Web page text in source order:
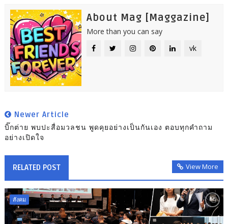
About Mag [Maggazine]
More than you can say
vk
Newer Article
บิ๊กต่าย พบปะสื่อมวลชน พูดคุยอย่างเป็นกันเอง ตอบทุกคำถาม
อย่างเปิดใจ
RELATED POST View More
สังคม